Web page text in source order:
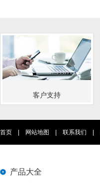
客户支持
首页 网站地图 联系我们
产品大全